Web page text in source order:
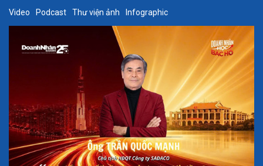
Video Podcast Thư viện ảnh Infographic